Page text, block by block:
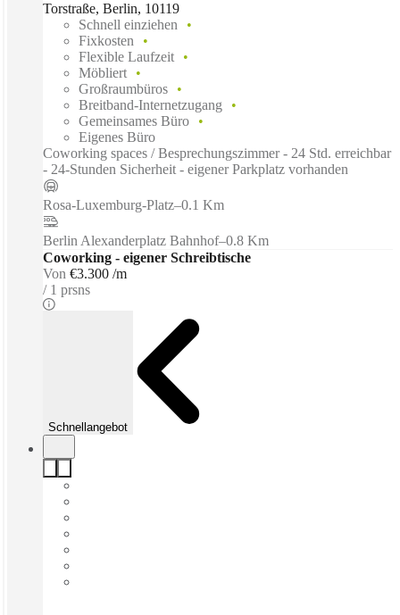
Torstraße, Berlin, 10119
Schnell einziehen
Fixkosten
Flexible Laufzeit
Möbliert
Großraumbüros
Breitband-Internetzugang
Gemeinsames Büro
Eigenes Büro
Coworking spaces / Besprechungszimmer - 24 Std. erreichbar
- 24-Stunden Sicherheit - eigener Parkplatz vorhanden
Rosa-Luxemburg-Platz–0.1 Km
Berlin Alexanderplatz Bahnhof–0.8 Km
Coworking - eigener Schreibtische
Von €3.300 /m
1 prsns
Schnellangebot